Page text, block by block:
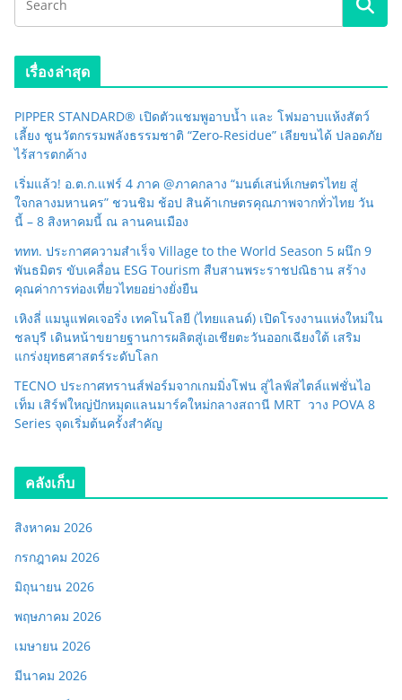
เรื่องล่าสุด
PIPPER STANDARD® เปิดตัวแชมพูอาบน้ำ และ โฟมอาบแห้งสัตว์
เลี้ยง ชูนวัตกรรมพลังธรรมชาติ “Zero-Residue” เลียขนได้ ปลอดภัย
ไร้สารตกค้าง
เริ่มแล้ว! อ.ต.ก.แฟร์ 4 ภาค @ภาคกลาง “มนต์เสน่ห์เกษตรไทย สู่
ใจกลางมหานคร” ชวนชิม ช้อป สินค้าเกษตรคุณภาพจากทั่วไทย วัน
นี้ – 8 สิงหาคมนี้ ณ ลานคนเมือง
ททท. ประกาศความสำเร็จ Village to the World Season 5 ผนึก 9
พันธมิตร ขับเคลื่อน ESG Tourism สืบสานพระราชปณิธาน สร้าง
คุณค่าการท่องเที่ยวไทยอย่างยั่งยืน
เหิงลี่ แมนูแฟคเจอริ่ง เทคโนโลยี (ไทยแลนด์) เปิดโรงงานแห่งใหม่ใน
ชลบุรี เดินหน้าขยายฐานการผลิตสู่เอเชียตะวันออกเฉียงใต้ เสริม
แกร่งยุทธศาสตร์ระดับโลก
TECNO ประกาศทรานส์ฟอร์มจากเกมมิ่งโฟน สู่ไลฟ์สไตล์แฟชั่นไอ
เท็ม เสิร์ฟใหญ่ปักหมุดแลนมาร์คใหม่กลางสถานี MRT วาง POVA 8
Series จุดเริ่มต้นครั้งสำคัญ
คลังเก็บ
สิงหาคม 2026
กรกฎาคม 2026
มิถุนายน 2026
พฤษภาคม 2026
เมษายน 2026
มีนาคม 2026